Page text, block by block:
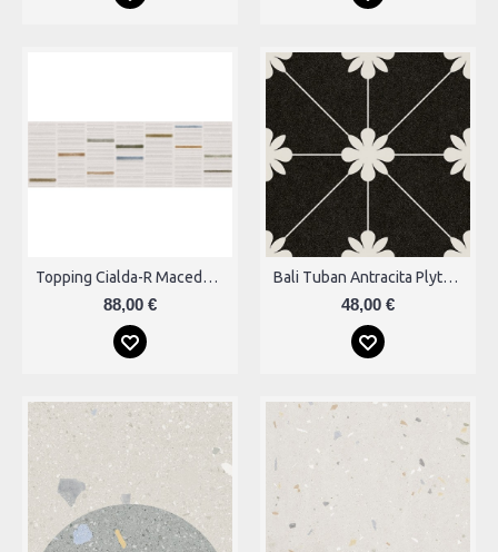
Topping Cialda-R Macedonia 32x99 Plytelės
88,00 €
Bali Tuban Antracita Plytelės
48,00 €